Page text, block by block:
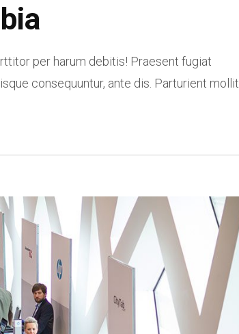
per harum debitis! Praesent fugiat
consequuntur, ante dis. Parturient mollit